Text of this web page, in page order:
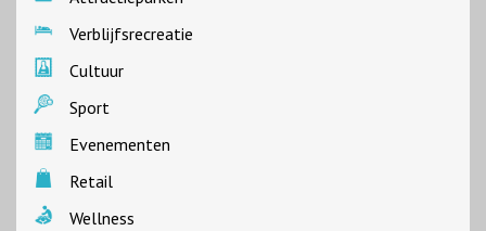
Verblijfsrecreatie
Cultuur
Sport
Evenementen
Retail
Wellness